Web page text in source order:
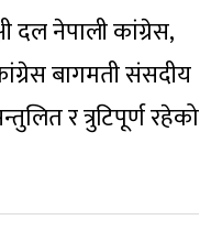
दल नेपाली कांग्रेस,
बागमती संसदीय
र त्रुटिपूर्ण रहेको